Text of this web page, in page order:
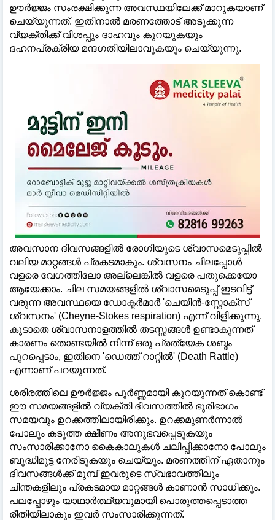
ഊർജ്ജം സംരക്ഷിക്കുന്ന അവസ്ഥയിലേക്ക് മാറുകയാണ്
ചെയ്യുന്നത്. ഇതിനാല്‍ മരണത്തോട് അടുക്കുന്ന
വ്യക്തിക്ക് വിശപ്പും ദാഹവും കുറയുകയും
ദഹനപ്രക്രിയ മന്ദഗതിയിലാവുകയും ചെയ്യുന്നു.
അവസാന ദിവസങ്ങളില്‍ രോഗിയുടെ ശ്വാസമെടുപ്പില്‍
വലിയ മാറ്റങ്ങള്‍ പ്രകടമാകും. ശ്വസനം ചിലപ്പോള്‍
വളരെ വേഗത്തിലോ അല്ലെങ്കില്‍ വളരെ പതുക്കെയോ
ആയേക്കാം. ചില സമയങ്ങളില്‍ ശ്വാസമെടുപ്പ് ഇടവിട്ട്
വരുന്ന അവസ്ഥയെ ഡോക്ടർമാർ 'ചെയിൻ-സ്റ്റോക്സ്
ശ്വസനം' (Cheyne-Stokes respiration) എന്ന് വിളിക്കുന്നു.
കൂടാതെ ശ്വാസനാളത്തില്‍ തടസ്സങ്ങള്‍ ഉണ്ടാകുന്നത്
കാരണം തൊണ്ടയില്‍ നിന്ന് ഒരു പ്രത്യേക ശബ്ദം
പുറപ്പെടാം, ഇതിനെ 'ഡെത്ത് റാറ്റില്‍' (Death Rattle)
എന്നാണ് പറയുന്നത്.
ശരീരത്തിലെ ഊർജ്ജം പൂർണ്ണമായി കുറയുന്നത് കൊണ്ട്
ഈ സമയങ്ങളില്‍ വ്യക്തി ദിവസത്തില്‍ ഭൂരിഭാഗം
സമയവും ഉറക്കത്തിലായിരിക്കും. ഉറക്കമുണർന്നാല്‍
പോലും കടുത്ത ക്ഷീണം അനുഭവപ്പെടുകയും
സംസാരിക്കാനോ കൈകാലുകള്‍ ചലിപ്പിക്കാനോ പോലും
ബുദ്ധിമുട്ട നേരിടുകയും ചെയ്യും. മരണത്തിന് ഏതാനും
ദിവസങ്ങള്‍ക്ക് മുമ്പ് ഇവരുടെ സ്വഭാവത്തിലും
ചിന്തകളിലും പ്രകടമായ മാറ്റങ്ങള്‍ കാണാൻ സാധിക്കും.
പലപ്പോഴും യാഥാർത്ഥ്യവുമായി പൊരുത്തപ്പെടാത്ത
രീതിയിലാകും ഇവർ സംസാരിക്കുന്നത്.